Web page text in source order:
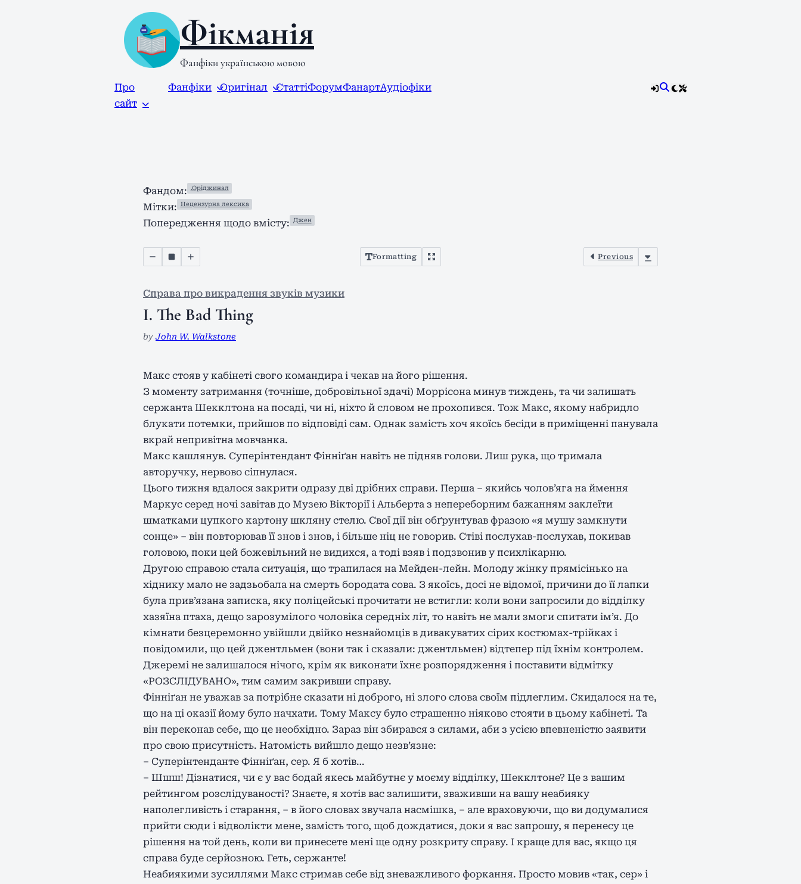
Фікманія
Фанфіки українською мовою
Про
сайт
Фанфіки Оригінал СтаттіФорумФанартАудіофіки
Фандом: .Оріджинал
Мітки: Нецензурна лексика
Попередження щодо вмісту: Джен
Formatting Previous
Справа про викрадення звуків музики
I. The Bad Thing
by John W. Walkstone
Макс стояв у кабінеті свого командира і чекав на його рішення.
З моменту затримання (точніше, добровільної здачі) Моррісона минув тиждень, та чи залишать
сержанта Шекклтона на посаді, чи ні, ніхто й словом не прохопився. Тож Макс, якому набридло
блукати потемки, прийшов по відповіді сам. Однак замість хоч якоїсь бесіди в приміщенні панувала
вкрай непривітна мовчанка.
Макс кашлянув. Суперінтендант Фінніґан навіть не підняв голови. Лиш рука, що тримала
авторучку, нервово сіпнулася.
Цього тижня вдалося закрити одразу дві дрібних справи. Перша – якийсь чолов’яга на ймення
Маркус серед ночі завітав до Музею Вікторії і Альберта з непереборним бажанням заклеїти
шматками цупкого картону шкляну стелю. Свої дії він обґрунтував фразою «я мушу замкнути
сонце» – він повторював її знов і знов, і більше ніц не говорив. Стіві послухав-послухав, покивав
головою, поки цей божевільний не видихся, а тоді взяв і подзвонив у психлікарню.
Другою справою стала ситуація, що трапилася на Мейден-лейн. Молоду жінку прямісінько на
хіднику мало не задзьобала на смерть бородата сова. З якоїсь, досі не відомої, причини до її лапки
була прив’язана записка, яку поліцейські прочитати не встигли: коли вони запросили до відділку
хазяїна птаха, дещо зарозумілого чоловіка середніх літ, то навіть не мали змоги спитати ім’я. До
кімнати безцеремонно увійшли двійко незнайомців в дивакуватих сірих костюмах-трійках і
повідомили, що цей джентльмен (вони так і сказали: джентльмен) відтепер під їхнім контролем.
Джеремі не залишалося нічого, крім як виконати їхнє розпорядження і поставити відмітку
«РОЗСЛІДУВАНО», тим самим закривши справу.
Фінніґан не уважав за потрібне сказати ні доброго, ні злого слова своїм підлеглим. Скидалося на те,
що на ці оказії йому було начхати. Тому Максу було страшенно ніяково стояти в цьому кабінеті. Та
він переконав себе, що це необхідно. Зараз він збирався з силами, аби з усією впевненістю заявити
про свою присутність. Натомість вийшло дещо незв’язне:
– Суперінтенданте Фінніґан, сер. Я б хотів…
– Шшш! Дізнатися, чи є у вас бодай якесь майбутнє у моєму відділку, Шекклтоне? Це з вашим
рейтингом розслідуваності? Знаєте, я хотів вас залишити, зваживши на вашу неабияку
наполегливість і старання, – в його словах звучала насмішка, – але враховуючи, що ви додумалися
прийти сюди і відволікти мене, замість того, щоб дождатися, доки я вас запрошу, я перенесу це
рішення на той день, коли ви принесете мені ще одну розкриту справу. І краще для вас, якщо ця
справа буде серйозною. Геть, сержанте!
Неабиякими зусиллями Макс стримав себе від зневажливого форкання. Просто мовив «так, сер» і